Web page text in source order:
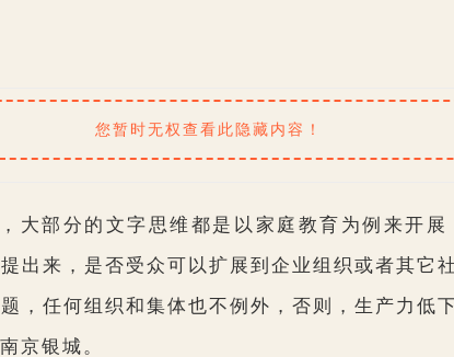
您暂时无权查看此隐藏内容！
大部分的文字思维都是以家庭教育为例来开
出来，是否受众可以扩展到企业组织或者其它
，任何组织和集体也不例外，否则，生产力低
京银城。